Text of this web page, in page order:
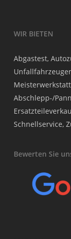
WIR BIETEN
Abgastest,
Abschlepp-/
Schnellservice,
Bewerten Sie